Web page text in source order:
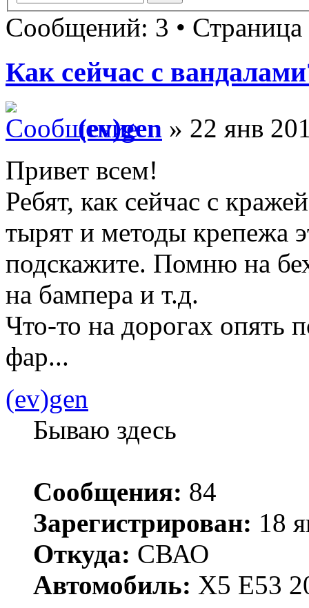
Сообщений: 3 • Страница
Как сейчас с
(ev)gen » 22 янв
Привет всем!
Ребят, как сейчас с
тырят и методы крепежа
подскажите. Помню на
на бампера и т.д.
Что-то на дорогах опять
фар...
(ev)gen
Бываю здесь
Сообщения: 84
Зарегистрирован: 18
Откуда: СВАО
Автомобиль: X5 E53